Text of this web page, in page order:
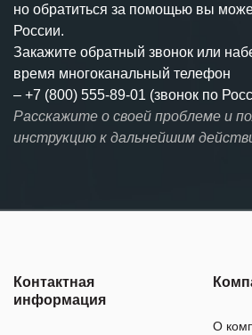
но обратиться за помощью вы
России.
Закажите обратный звонок или
время многоканальный телефон
– +7 (800) 555-89-01 (звонок по
Расскажите о своей проблеме и
инструкцию к дальнейшим
Контактная
информация
О